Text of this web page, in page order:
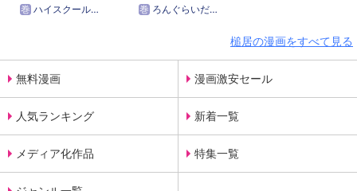
巻 ハイスクール・フリート ローレライの乙女たち 巻 ろんぐらいだぁす！ アンソロジーコミック
槌居の漫画をすべて見る
無料漫画 漫画激安セール
人気ランキング 新着一覧
メディア化作品 特集一覧